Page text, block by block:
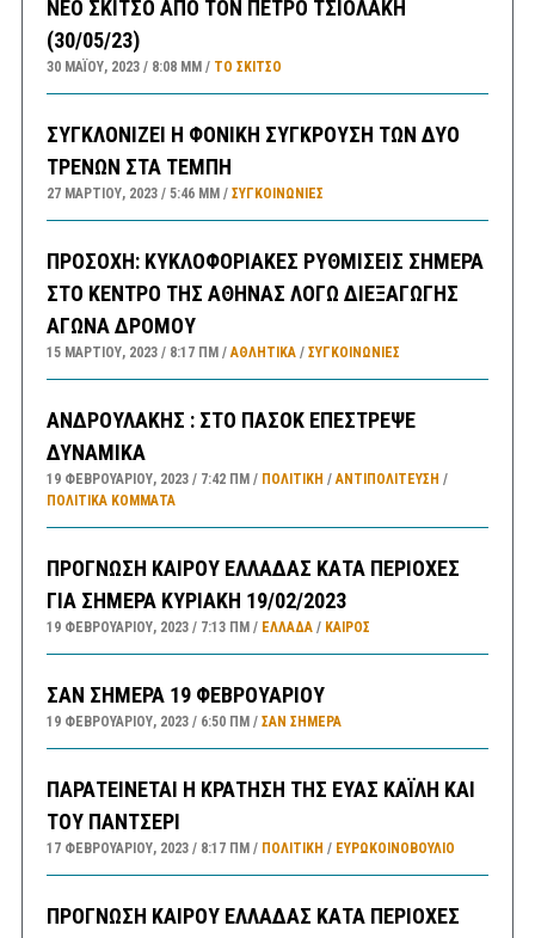
ΝΕΟ ΣΚΙΤΣΟ ΑΠΟ ΤΟΝ ΠΕΤΡΟ ΤΣΙΟΛΑΚΗ
(30/05/23)
30 ΜΑΪ́ΟΥ, 2023 8:08 ΜΜ ΤΟ ΣΚΊΤΣΟ
ΣΥΓΚΛΟΝΙΖΕΙ Η ΦΟΝΙΚΗ ΣΥΓΚΡΟΥΣΗ ΤΩΝ ΔΥΟ
ΤΡΕΝΩΝ ΣΤΑ ΤΕΜΠΗ
27 ΜΑΡΤΊΟΥ, 2023 5:46 ΜΜ ΣΥΓΚΟΙΝΩΝΊΕΣ
ΠΡΟΣΟΧΗ: ΚΥΚΛΟΦΟΡΙΑΚΕΣ ΡΥΘΜΙΣΕΙΣ ΣΗΜΕΡΑ
ΣΤΟ ΚΕΝΤΡΟ ΤΗΣ ΑΘΗΝΑΣ ΛΟΓΩ ΔΙΕΞΑΓΩΓΗΣ
ΑΓΩΝΑ ΔΡΟΜΟΥ
15 ΜΑΡΤΊΟΥ, 2023 8:17 ΠΜ ΑΘΛΗΤΙΚΑ/ ΣΥΓΚΟΙΝΩΝΊΕΣ
ΑΝΔΡΟΥΛΑΚΗΣ : ΣΤΟ ΠΑΣΟΚ ΕΠΕΣΤΡΕΨΕ
ΔΥΝΑΜΙΚΑ
19 ΦΕΒΡΟΥΑΡΊΟΥ, 2023 7:42 ΠΜ ΠΟΛΙΤΙΚΗ / ΑΝΤΙΠΟΛΊΤΕΥΣΗ /
ΠΟΛΙΤΙΚΆ ΚΌΜΜΑΤΑ
ΠΡΟΓΝΩΣΗ ΚΑΙΡΟΥ ΕΛΛΑΔΑΣ ΚΑΤΑ ΠΕΡΙΟΧΕΣ
ΓΙΑ ΣΗΜΕΡΑ ΚΥΡΙΑΚΗ 19/02/2023
19 ΦΕΒΡΟΥΑΡΊΟΥ, 2023 7:13 ΠΜ ΕΛΛΑΔA/ ΚΑΙΡΌΣ
ΣΑΝ ΣΗΜΕΡΑ 19 ΦΕΒΡΟΥΑΡΙΟΥ
19 ΦΕΒΡΟΥΑΡΊΟΥ, 2023 6:50 ΠΜ ΣΑΝ ΣΉΜΕΡΑ
ΠΑΡΑΤΕΙΝΕΤΑΙ Η ΚΡΑΤΗΣΗ ΤΗΣ ΕΥΑΣ ΚΑΪΛΗ ΚΑΙ
ΤΟΥ ΠΑΝΤΣΕΡΙ
17 ΦΕΒΡΟΥΑΡΊΟΥ, 2023 8:17 ΠΜ ΠΟΛΙΤΙΚΗ / ΕΥΡΩΚΟΙΝΟΒΟΥΛΙΟ
ΠΡΟΓΝΩΣΗ ΚΑΙΡΟΥ ΕΛΛΑΔΑΣ ΚΑΤΑ ΠΕΡΙΟΧΕΣ